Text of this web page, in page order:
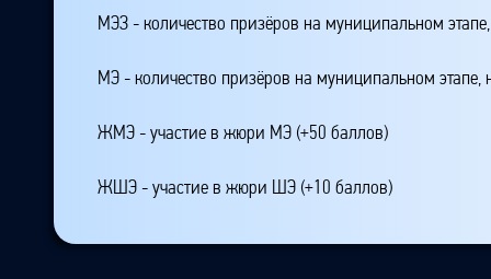
МЭЗ - количество призёров на муниципальном
МЭ - количество призёров на муниципальном
ЖМЭ - участие в жюри МЭ (+50 баллов)
ЖШЭ - участие в жюри ШЭ (+10 баллов)